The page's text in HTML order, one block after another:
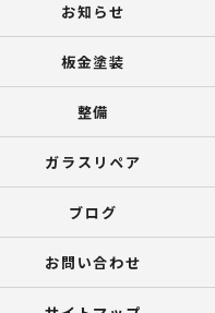
お知らせ
板金塗装
整備
ガラスリペア
ブログ
お問い合わせ